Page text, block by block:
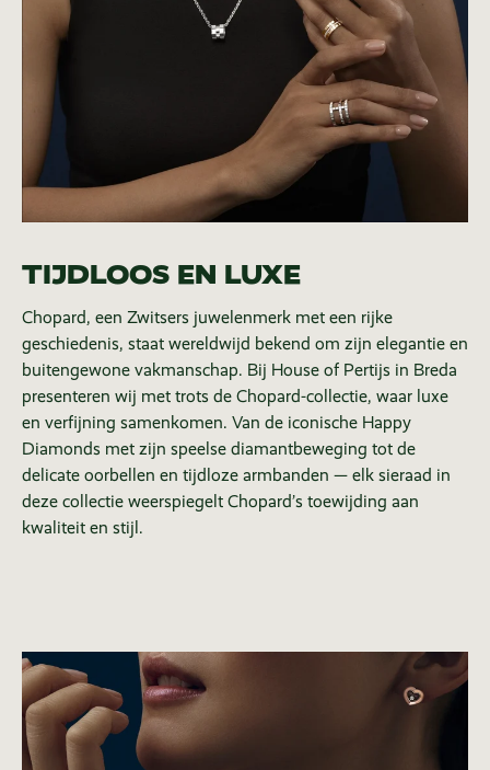
TIJDLOOS EN LUXE
Chopard, een Zwitsers juwelenmerk met een rijke
geschiedenis, staat wereldwijd bekend om zijn elegantie en
buitengewone vakmanschap. Bij House of Pertijs in Breda
presenteren wij met trots de Chopard-collectie, waar luxe
en verfijning samenkomen. Van de iconische Happy
Diamonds met zijn speelse diamantbeweging tot de
delicate oorbellen en tijdloze armbanden — elk sieraad in
deze collectie weerspiegelt Chopard’s toewijding aan
kwaliteit en stijl.